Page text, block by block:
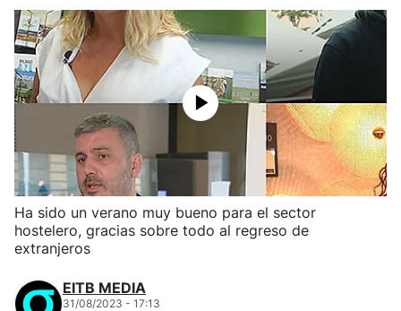
Ha sido un verano muy bueno para el sector
hostelero, gracias sobre todo al regreso de
extranjeros
EITB MEDIA
31/08/2023 - 17:13